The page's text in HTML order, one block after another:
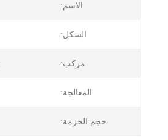
الاسم:
الشكل:
مركب:
المعالجة:
حجم الحزمة: